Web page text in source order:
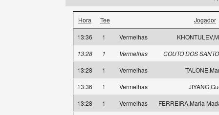
Hora Tee Jogador
13:36 1 Vermelhas
13:28
1 Vermelhas
COUTO DOS
13:28
1 Vermelhas
13:36
1 Vermelhas
13:28
1 Vermelhas
FERREIRA,Maria